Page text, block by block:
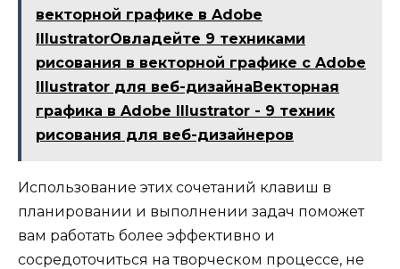
векторной графике в Adobe
IllustratorОвладейте 9 техниками
рисования в векторной графике с Adobe
Illustrator для веб-дизайнаВекторная
графика в Adobe Illustrator - 9 техник
рисования для веб-дизайнеров
Использование этих сочетаний клавиш в
планировании и выполнении задач поможет
вам работать более эффективно и
сосредоточиться на творческом процессе, не